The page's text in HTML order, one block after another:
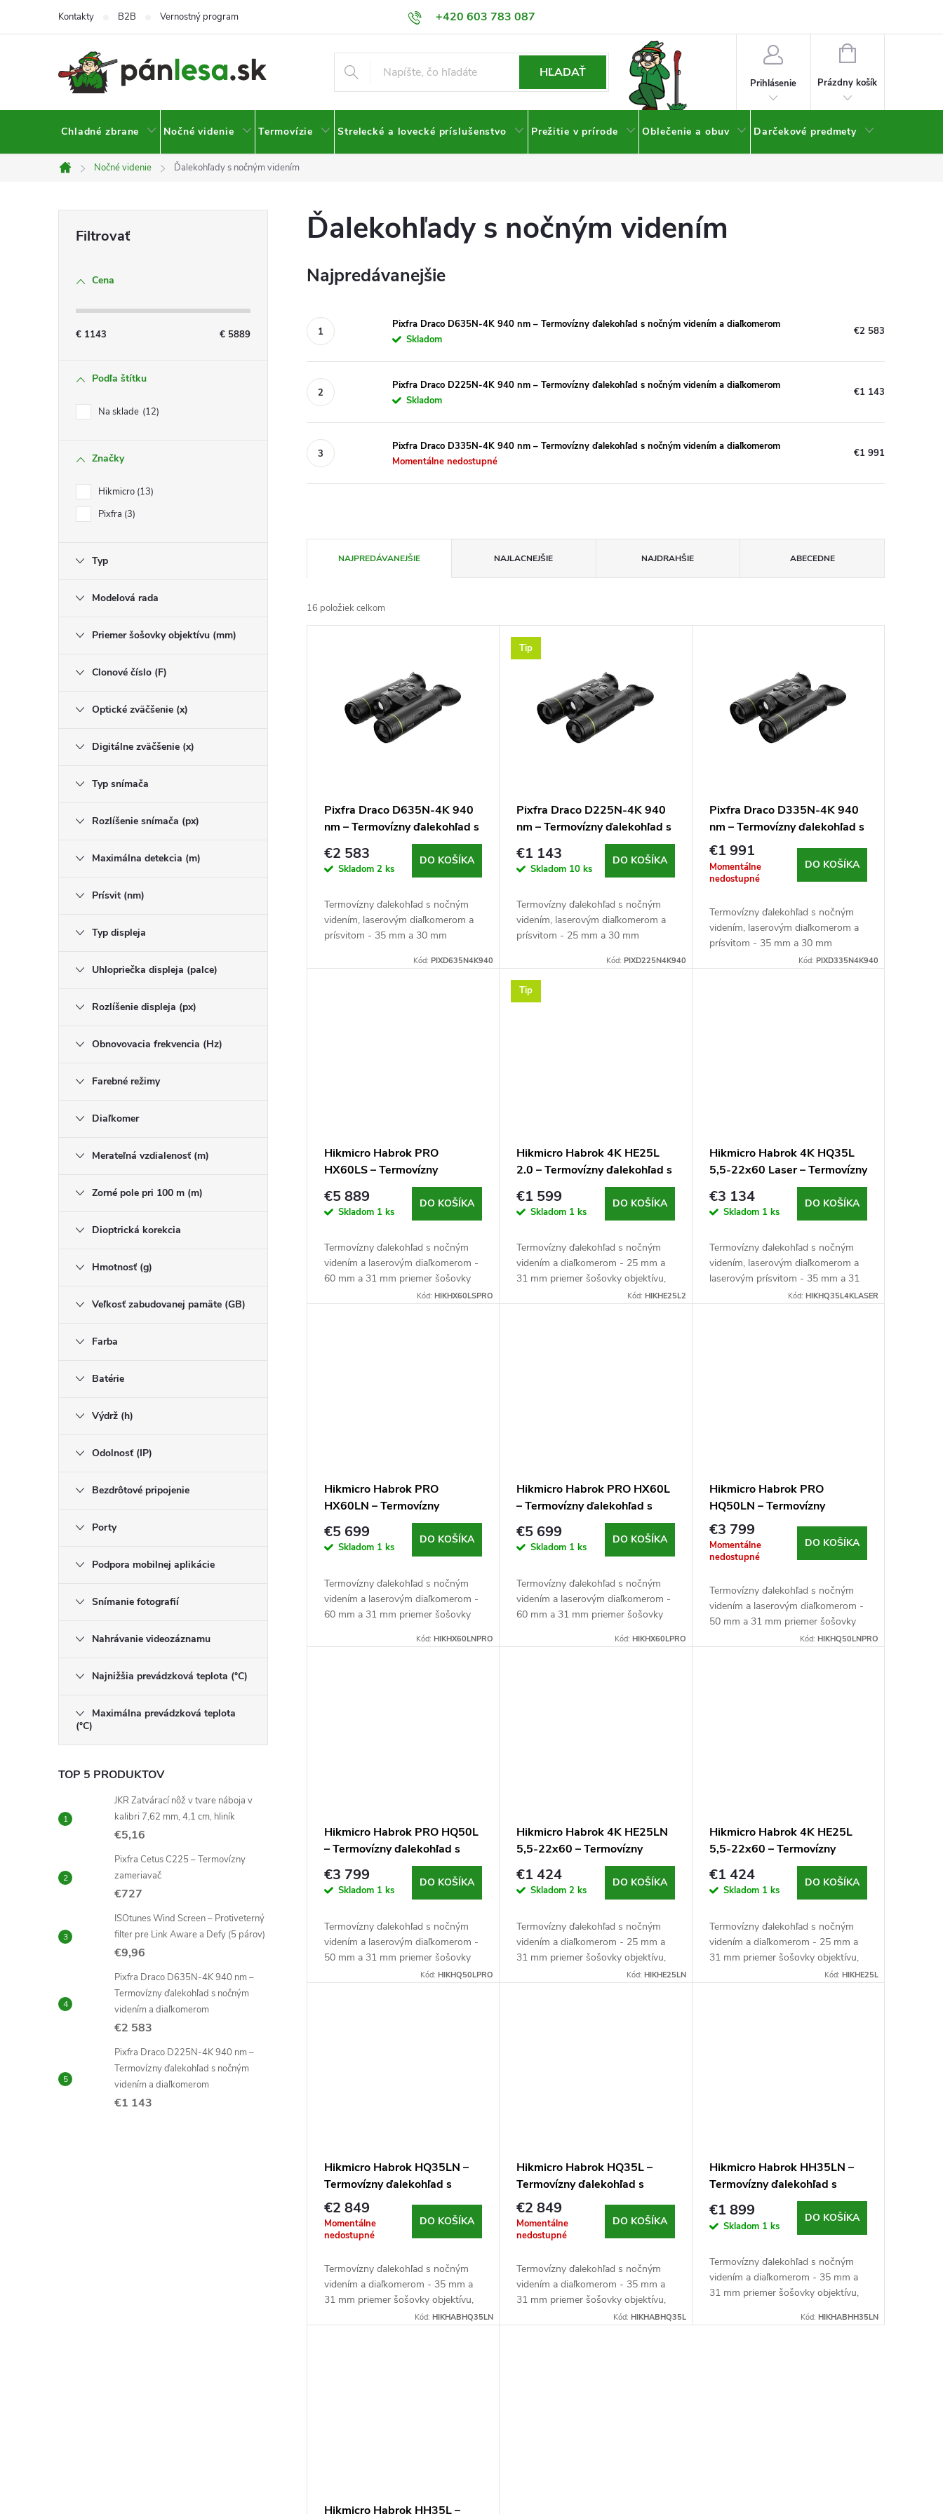
+420 603 783 087
Kontakty B2B Vernostný program
HĽADAŤ
Prihlásenie
NÁKUPNÝ
Prázdny košík
Chladné zbrane Nočné videnie Termovízie Strelecké a lovecké príslušenstvo Prežitie v prírode Oblečenie a obuv Darčekové predmety
Domov
Nočné videnie Ďalekohľady s nočným videním
Cena
€ 1143 € 5889
Podľa štítku
Na sklade 12
Značky
Hikmicro 13
Pixfra 3
Typ
Modelová rada
Priemer šošovky objektívu (mm)
Clonové číslo (F)
Optické zväčšenie (x)
Digitálne zväčšenie (x)
Typ snímača
Rozlíšenie snímača (px)
Maximálna detekcia (m)
Prísvit (nm)
Typ displeja
Uhlopriečka displeja (palce)
Rozlíšenie displeja (px)
Obnovovacia frekvencia (Hz)
Farebné režimy
Diaľkomer
Merateľná vzdialenosť (m)
Zorné pole pri 100 m (m)
Dioptrická korekcia
Hmotnosť (g)
Veľkosť zabudovanej pamäte (GB)
Farba
Batérie
Výdrž (h)
Odolnosť (IP)
Bezdrôtové pripojenie
Porty
Podpora mobilnej aplikácie
Snímanie fotografií
Nahrávanie videozáznamu
Najnižšia prevádzková teplota (°C)
Maximálna prevádzková teplota
(°C)
TOP 5 PRODUKTOV
JKR Zatvárací nôž v tvare náboja v
kalibri 7,62 mm, 4,1 cm, hliník
€5,16
Pixfra Cetus C225 – Termovízny
zameriavač
€727
ISOtunes Wind Screen – Protiveterný
filter pre Link Aware a Defy (5 párov)
€9,96
Pixfra Draco D635N-4K 940 nm –
Termovízny ďalekohľad s nočným
videním a diaľkomerom
€2 583
Pixfra Draco D225N-4K 940 nm –
Termovízny ďalekohľad s nočným
videním a diaľkomerom
€1 143
Ďalekohľady s nočným videním
Najpredávanejšie
Pixfra Draco D635N-4K 940 nm – Termovízny ďalekohľad s nočným videním a diaľkomerom
Skladom
€2 583
Pixfra Draco D225N-4K 940 nm – Termovízny ďalekohľad s nočným videním a diaľkomerom
Skladom
€1 143
Pixfra Draco D335N-4K 940 nm – Termovízny ďalekohľad s nočným videním a diaľkomerom
Momentálne nedostupné
€1 991
a
d
k
NAJPREDÁVANEJŠIE NAJLACNEJŠIE NAJDRAHŠIE ABECEDNE
16 položiek celkom
Pixfra Draco D635N-4K 940
nm – Termovízny ďalekohľad s
nočným videním a
diaľkomerom
€2 583
Skladom 2 ks
DO KOŠÍKA
Termovízny ďalekohľad s nočným
videním, laserovým diaľkomerom a
prísvitom - 35 mm a 30 mm
ohnisková vzdialenosť), clona F1,0
Kód:PIXD635N4K940
Tip
Pixfra Draco D225N-4K 940
nm – Termovízny ďalekohľad s
nočným videním a
diaľkomerom
€1 143
Skladom 10 ks
DO KOŠÍKA
Termovízny ďalekohľad s nočným
videním, laserovým diaľkomerom a
prísvitom - 25 mm a 30 mm
ohnisková vzdialenosť), clona F0,9
(termovízna) a F2,0...
Kód: PIXD225N4K940
Pixfra Draco D335N-4K 940
nm – Termovízny ďalekohľad s
nočným videním a
diaľkomerom
€1 991
Momentálne
nedostupné
DO KOŠÍKA
Termovízny ďalekohľad s nočným
videním, laserovým diaľkomerom a
prísvitom - 35 mm a 30 mm
priemer šošovky objektívu (55 mm
Kód: PIXD335N4K940
Hikmicro Habrok PRO
HX60LS – Termovízny
ďalekohľad s nočným videním
a diaľkomerom
€5 889
Skladom 1 ks
DO KOŠÍKA
Termovízny ďalekohľad s nočným
videním a laserovým diaľkomerom -
60 mm a 31 mm priemer šošovky
objektívu, clona F1,0 (termovízna) a
Kód:HIKHX60LSPRO
Tip
Hikmicro Habrok 4K HE25L
2.0 – Termovízny ďalekohľad s
nočným videním a
diaľkomerom
€1 599
Skladom 1 ks
DO KOŠÍKA
Termovízny ďalekohľad s nočným
videním a diaľkomerom - 25 mm a
31 mm priemer šošovky objektívu,
clona F1,0 (termovízna) a F2,2
Kód: HIKHE25L2
Hikmicro Habrok 4K HQ35L
5,5-22x60 Laser – Termovízny
ďalekohľad s nočným videním
a diaľkomerom
€3 134
Skladom 1 ks
DO KOŠÍKA
Termovízny ďalekohľad s nočným
videním, laserovým diaľkomerom a
laserovým prísvitom - 35 mm a 31
mm priemer šošovky objektívu,
Kód: HIKHQ35L4KLASER
Hikmicro Habrok PRO
HX60LN – Termovízny
ďalekohľad s nočným videním
a diaľkomerom
€5 699
Skladom 1 ks
DO KOŠÍKA
Termovízny ďalekohľad s nočným
videním a laserovým diaľkomerom -
60 mm a 31 mm priemer šošovky
F2,2 (nočné videnie), VOx senzor s
Kód:HIKHX60LNPRO
Hikmicro Habrok PRO HX60L
– Termovízny ďalekohľad s
nočným videním a
diaľkomerom
€5 699
Skladom 1 ks
DO KOŠÍKA
Termovízny ďalekohľad s nočným
videním a laserovým diaľkomerom -
60 mm a 31 mm priemer šošovky
F2,2 (nočné videnie), VOx senzor s
Kód: HIKHX60LPRO
Hikmicro Habrok PRO
HQ50LN – Termovízny
ďalekohľad s nočným videním
a diaľkomerom
€3 799
Momentálne
nedostupné
DO KOŠÍKA
Termovízny ďalekohľad s nočným
videním a laserovým diaľkomerom -
50 mm a 31 mm priemer šošovky
objektívu, clona F1,0 (termovízny) a
Kód: HIKHQ50LNPRO
Hikmicro Habrok PRO HQ50L
– Termovízny ďalekohľad s
nočným videním a
diaľkomerom
€3 799
Skladom 1 ks
DO KOŠÍKA
Termovízny ďalekohľad s nočným
videním a laserovým diaľkomerom -
50 mm a 31 mm priemer šošovky
objektívu, clona F1,0 (termovízny) a
Kód:HIKHQ50LPRO
Hikmicro Habrok 4K HE25LN
5,5-22x60 – Termovízny
ďalekohľad s nočným videním
a diaľkomerom
€1 424
Skladom2 ks
DO KOŠÍKA
Termovízny ďalekohľad s nočným
videním a diaľkomerom - 25 mm a
31 mm priemer šošovky objektívu,
clona F1,0 (termovízna) a F2,2
Kód: HIKHE25LN
Hikmicro Habrok 4K HE25L
5,5-22x60 – Termovízny
ďalekohľad s nočným videním
a diaľkomerom
€1 424
Skladom 1 ks
DO KOŠÍKA
Termovízny ďalekohľad s nočným
videním a diaľkomerom - 25 mm a
31 mm priemer šošovky objektívu,
clona F1,0 (termovízna) a F2,2
Kód: HIKHE25L
Hikmicro Habrok HQ35LN –
Termovízny ďalekohľad s
nočným videním a
diaľkomerom
€2 849
Momentálne
nedostupné
DO KOŠÍKA
Termovízny ďalekohľad s nočným
videním a diaľkomerom - 35 mm a
31 mm priemer šošovky objektívu,
clona F1,0 (termovízne) a F1,2
Kód:HIKHABHQ35LN
Hikmicro Habrok HQ35L –
Termovízny ďalekohľad s
nočným videním a
diaľkomerom
€2 849
Momentálne
nedostupné
DO KOŠÍKA
Termovízny ďalekohľad s nočným
videním a diaľkomerom - 35 mm a
31 mm priemer šošovky objektívu,
clona F1,0 (termovízne) a F1,2
Kód: HIKHABHQ35L
Hikmicro Habrok HH35LN –
Termovízny ďalekohľad s
nočným videním a
diaľkomerom
€1 899
Skladom 1 ks
DO KOŠÍKA
Termovízny ďalekohľad s nočným
videním a diaľkomerom - 35 mm a
31 mm priemer šošovky objektívu,
(nočné videnie), VOx senzor s
Kód: HIKHABHH35LN
Hikmicro Habrok HH35L –